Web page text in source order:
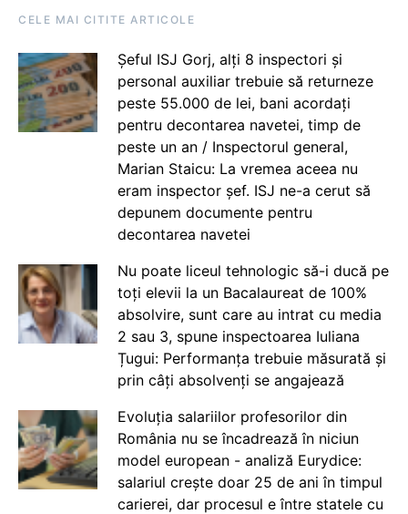
CELE MAI CITITE ARTICOLE
Șeful ISJ Gorj, alți 8 inspectori și
personal auxiliar trebuie să returneze
peste 55.000 de lei, bani acordați
pentru decontarea navetei, timp de
peste un an / Inspectorul general,
Marian Staicu: La vremea aceea nu
eram inspector șef. ISJ ne-a cerut să
depunem documente pentru
decontarea navetei
Nu poate liceul tehnologic să-i ducă pe
toți elevii la un Bacalaureat de 100%
absolvire, sunt care au intrat cu media
2 sau 3, spune inspectoarea Iuliana
Țugui: Performanța trebuie măsurată și
prin câți absolvenți se angajează
Evoluția salariilor profesorilor din
România nu se încadrează în niciun
model european - analiză Eurydice:
salariul crește doar 25 de ani în timpul
carierei, dar procesul e între statele cu